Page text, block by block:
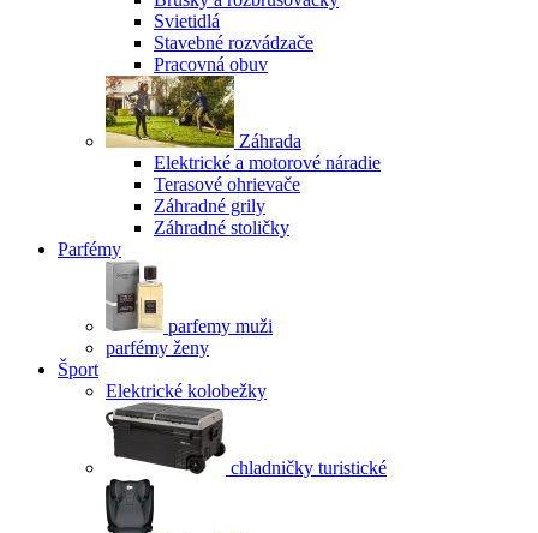
Svietidlá
Stavebné rozvádzače
Pracovná obuv
Záhrada
Elektrické a motorové náradie
Terasové ohrievače
Záhradné grily
Záhradné stoličky
Parfémy
parfemy muži
parfémy ženy
Šport
Elektrické kolobežky
chladničky turistické